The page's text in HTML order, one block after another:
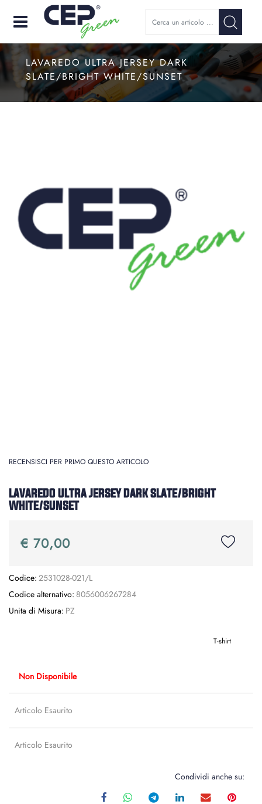
Open
LAVAREDO ULTRA JERSEY DARK
SLATE/BRIGHT WHITE/SUNSET
RECENSISCI PER PRIMO QUESTO ARTICOLO
LAVAREDO ULTRA JERSEY DARK SLATE/BRIGHT
WHITE/SUNSET
€ 70,00
Codice: 2531028-021/L
Codice alternativo: 8056006267284
Unita di Misura: PZ
T-shirt
Non Disponibile
Articolo Esaurito
Articolo Esaurito
Condividi anche su: